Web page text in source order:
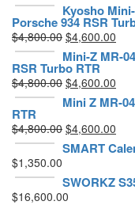
Kyosho
Porsche 934 RSR
$4,800.00 El
precio
original
era:
$4,800.00.
$4,600.00
Mini-Z MR-
RSR Turbo RTR
$4,800.00 El
precio
era:
$4,800.00.
$4,600.00
Mini Z MR-
RTR
$4,800.00 El
precio
era:
$4,800.00.
$4,600.00
es:
SMART
$1,350.00
SWORKZ
$16,600.00